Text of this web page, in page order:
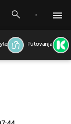
Putovanja